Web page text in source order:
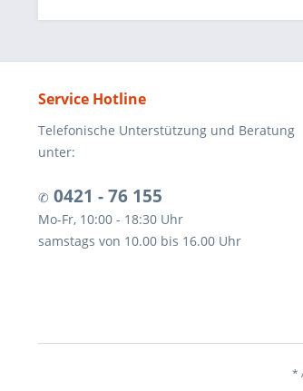
Service Hotline
Telefonische Unterstützung und Beratung
unter:
✆ 0421 - 76 155
Mo-Fr, 10:00 - 18:30 Uhr
samstags von 10.00 bis 16.00 Uhr
*